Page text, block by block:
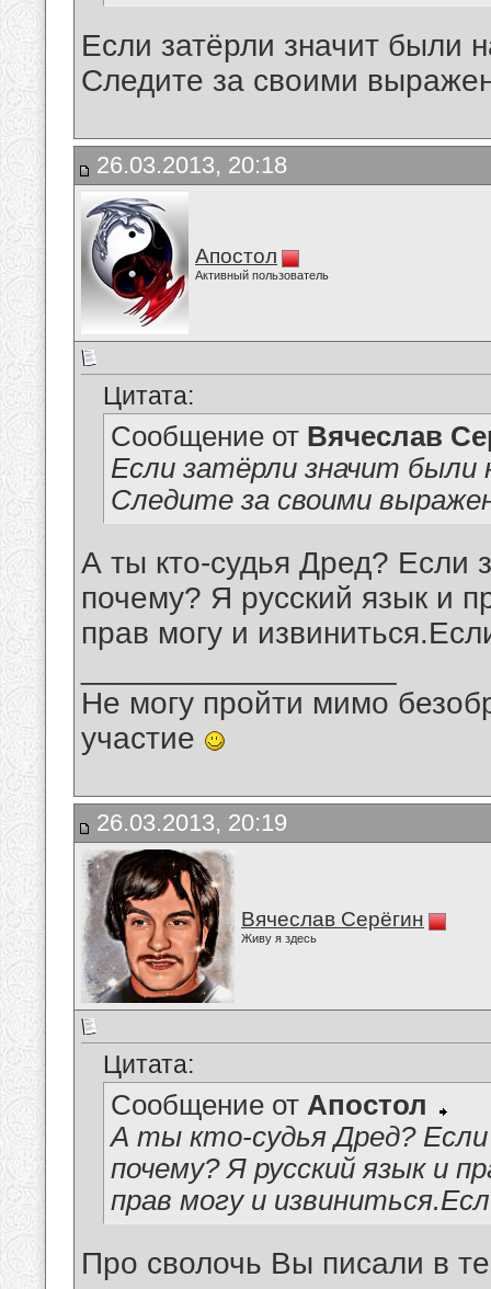
Если затёрли значит были
Следите за своими
26.03.2013, 20:18
Апостол
Активный пользователь
Цитата:
Сообщение от Вячеслав
Если затёрли значит были
Следите за своими
А ты кто-судья Дред? Если
почему? Я русский язык и
прав могу и
Не могу пройти мимо
участие
26.03.2013, 20:19
Вячеслав Серёгин
Живу я здесь
Цитата:
Сообщение от Апостол
А ты кто-судья Дред? Если
почему? Я русский язык и
прав могу и
Про сволочь Вы писали в